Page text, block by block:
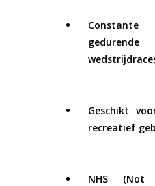
Geschikt
recreatief
NHS (Not